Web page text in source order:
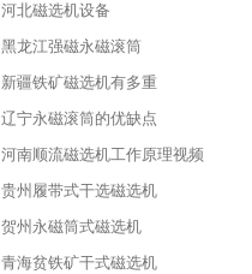
河北磁选机设备
黑龙江强磁永磁滚筒
新疆铁矿磁选机有多重
辽宁永磁滚筒的优缺点
河南顺流磁选机工作原理视频
贵州履带式干选磁选机
贺州永磁筒式磁选机
青海贫铁矿干式磁选机